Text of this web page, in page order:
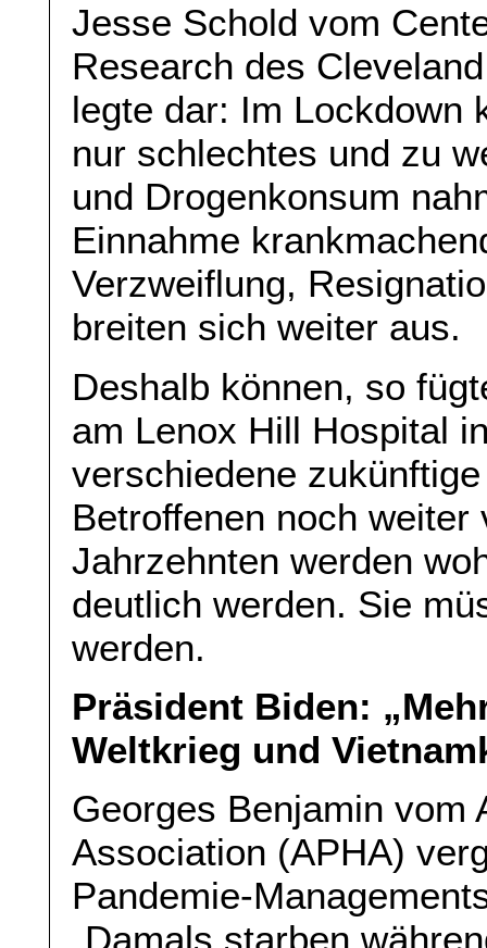
Jesse Schold vom
Research des
legte dar: Im Lockdown
nur schlechtes und zu
und Drogenkonsum
Einnahme
Verzweiflung,
breiten sich weiter aus.
Deshalb können, so
am Lenox Hill Hospital
verschiedene
Betroffenen noch
Jahrzehnten werden
deutlich werden. Sie
werden.
Präsident Biden:
Weltkrieg und
Georges Benjamin vom
Association (APHA)
Pandemie-
„Damals starben